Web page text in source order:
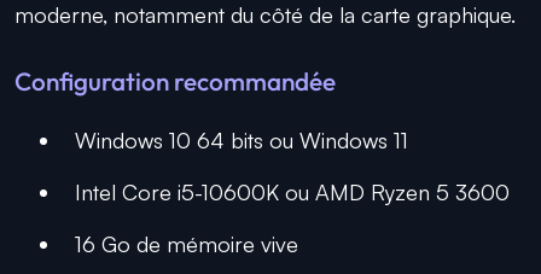
moderne, notamment du côté de la carte graphique.
Configuration recommandée
Windows 10 64 bits ou Windows 11
Intel Core i5-10600K ou AMD Ryzen 5 3600
16 Go de mémoire vive